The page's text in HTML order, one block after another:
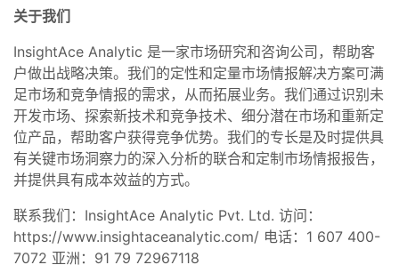
关于我们
InsightAce Analytic 是一家市场研究和咨询公司，帮助客
户做出战略决策。我们的定性和定量市场情报解决方案可满
足市场和竞争情报的需求，从而拓展业务。我们通过识别未
开发市场、探索新技术和竞争技术、细分潜在市场和重新定
位产品，帮助客户获得竞争优势。我们的专长是及时提供具
有关键市场洞察力的深入分析的联合和定制市场情报报告，
并提供具有成本效益的方式。
联系我们：InsightAce Analytic Pvt. Ltd. 访问：
https://www.insightaceanalytic.com/ 电话：1 607 400-
7072 亚洲：91 79 72967118